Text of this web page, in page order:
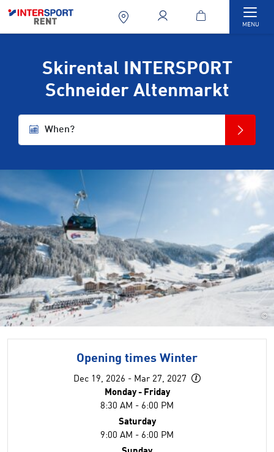
MENU
Skirental INTERSPORT
Schneider Altenmarkt
When?
©
Opening times Winter
Dec 19, 2026 - Mar 27, 2027
Monday - Friday
8:30 AM - 6:00 PM
Saturday
9:00 AM - 6:00 PM